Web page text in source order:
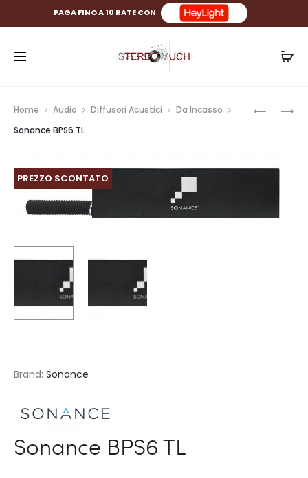
PAGA FINO A 10 RATE CON
SONANCE
SONANCE
Home Audio Diffusori Acustici
Da Incasso
Sonance BPS6 TL
PREZZO SCONTATO
Brand: Sonance
Sonance BPS6 TL